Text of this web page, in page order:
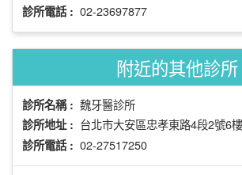
診所電話 : 02-23697877
附近的其他診所
診所名稱 : 魏牙醫診所
診所地址 : 台北市大安區忠孝東路4段2號6
診所電話 : 02-27517250